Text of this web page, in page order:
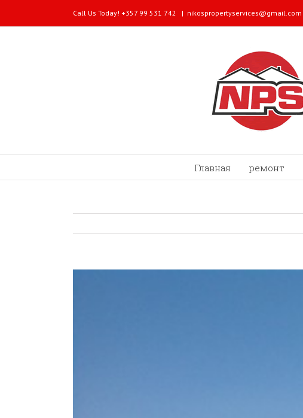
Call Us Today! +357 99 531 742 | nikospropertyservices@gmail.com
Главная ремонт